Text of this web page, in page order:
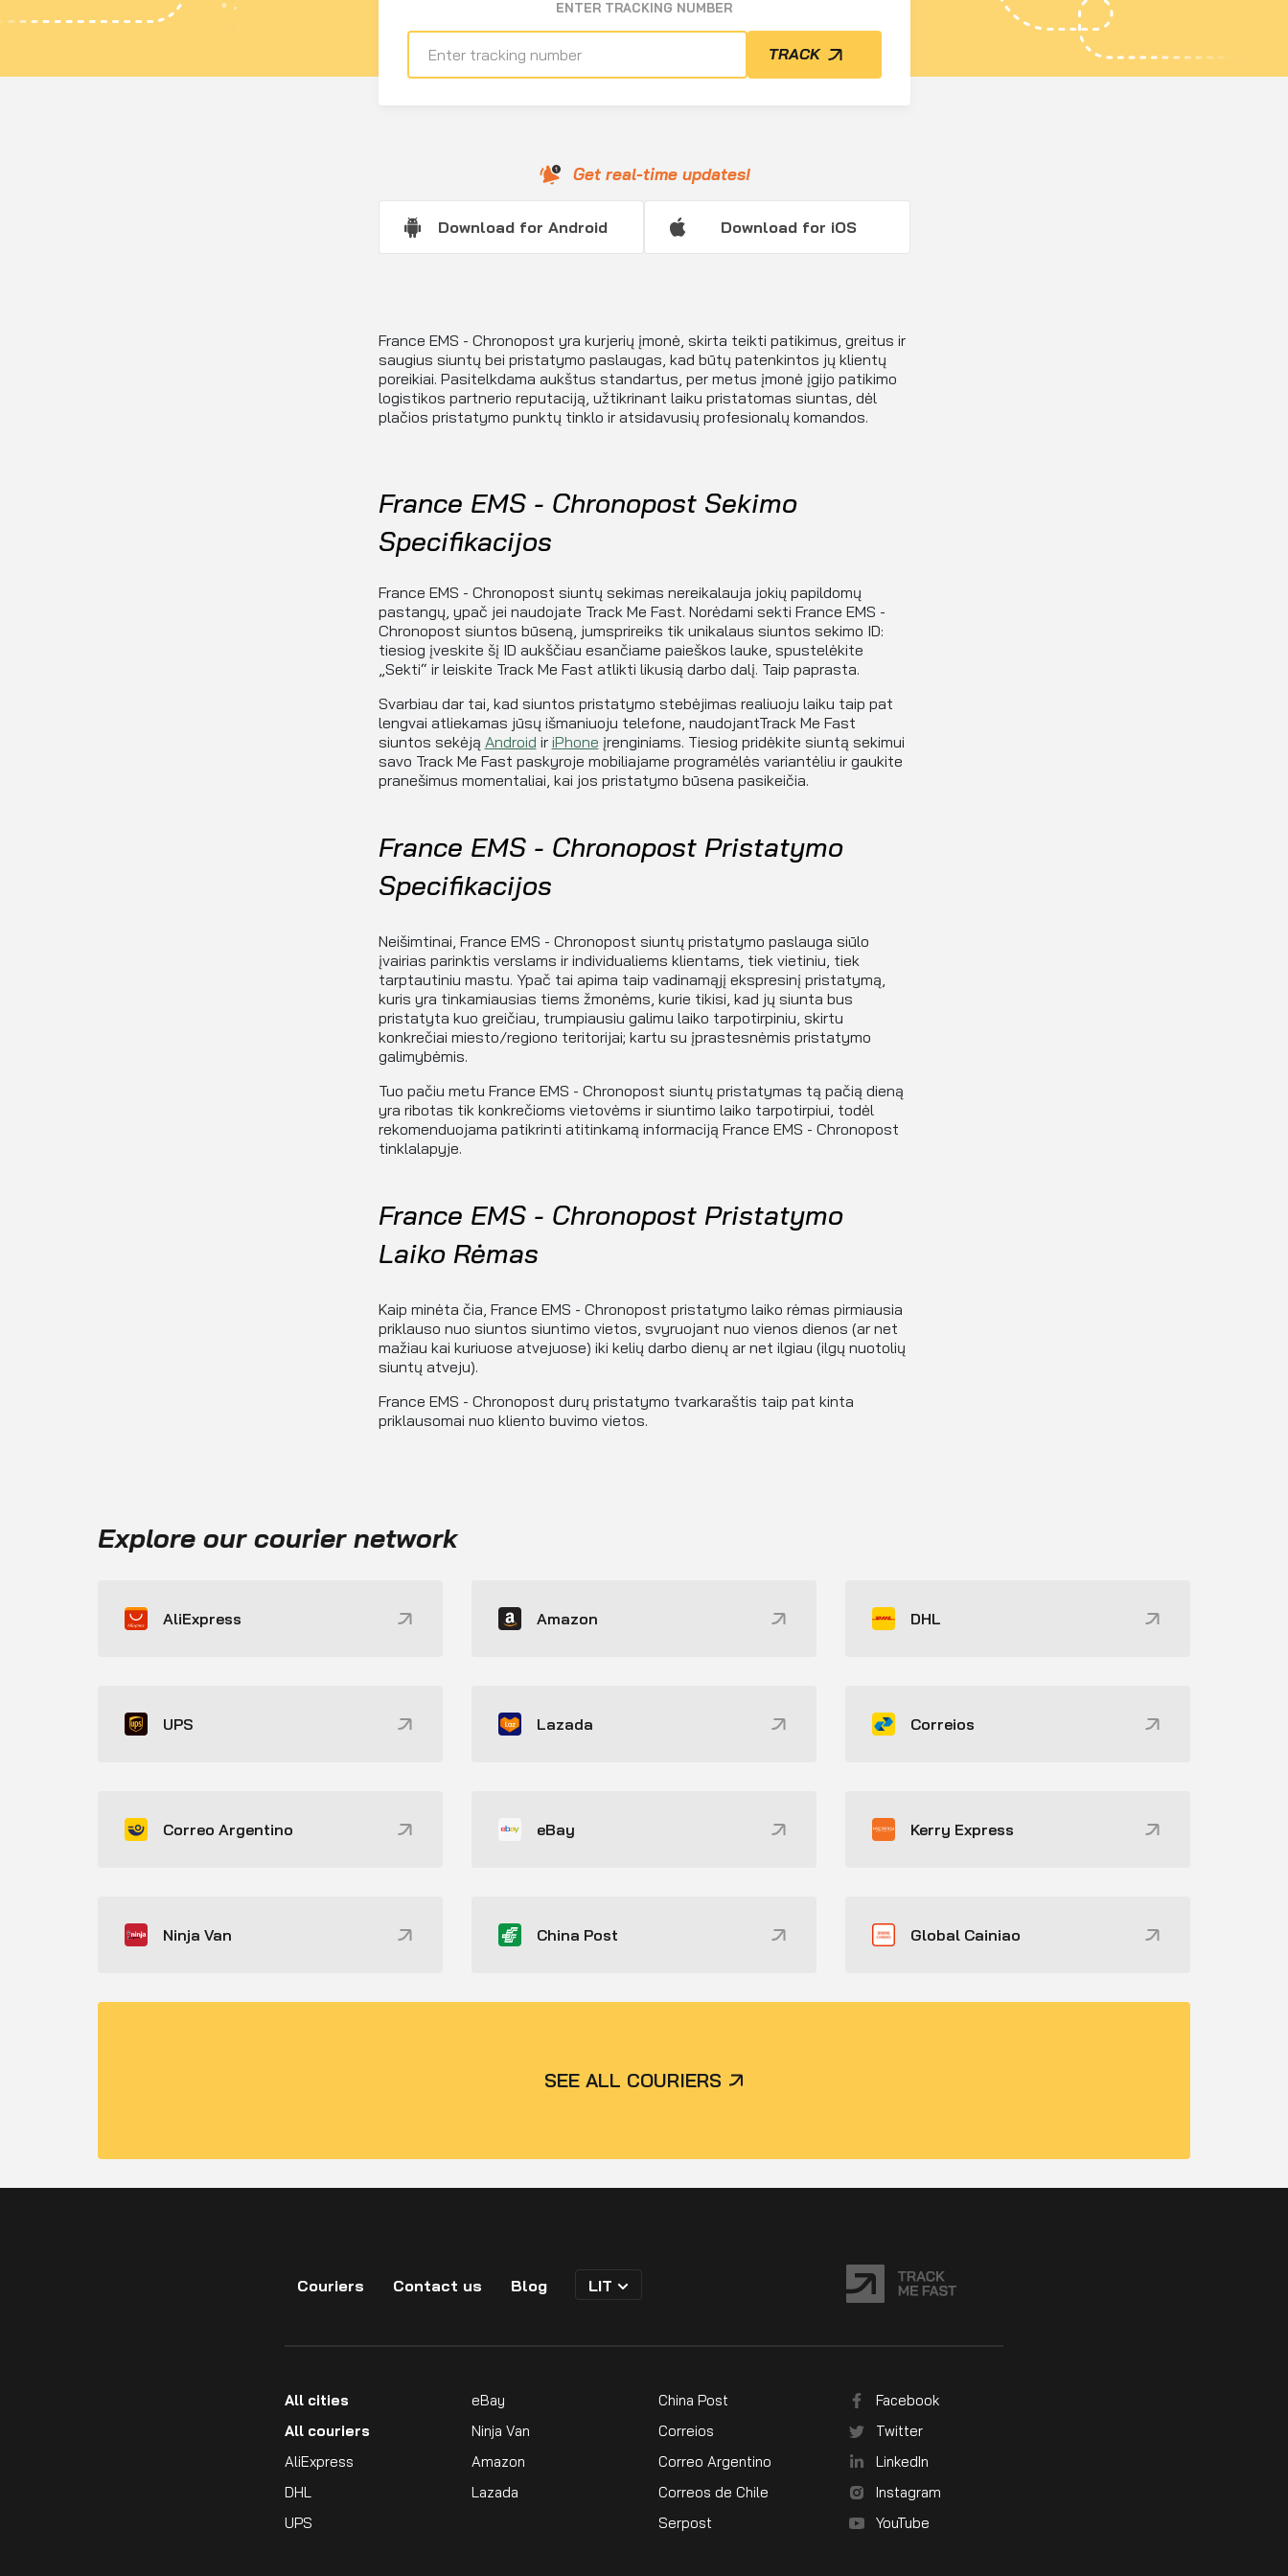
ENTER TRACKING NUMBER
TRACK
Get real-time updates!
Download for Android Download for iOS
France EMS - Chronopost yra kurjerių įmonė, skirta teikti patikimus, greitus ir
saugius siuntų bei pristatymo paslaugas, kad būtų patenkintos jų klientų
poreikiai. Pasitelkdama aukštus standartus, per metus įmonė įgijo patikimo
logistikos partnerio reputaciją, užtikrinant laiku pristatomas siuntas, dėl
plačios pristatymo punktų tinklo ir atsidavusių profesionalų komandos.
France EMS - Chronopost Sekimo
Specifikacijos
France EMS - Chronopost siuntų sekimas nereikalauja jokių papildomų
pastangų, ypač jei naudojate Track Me Fast. Norėdami sekti France EMS -
Chronopost siuntos būseną, jumsprireiks tik unikalaus siuntos sekimo ID:
tiesiog įveskite šį ID aukščiau esančiame paieškos lauke, spustelėkite
„Sekti“ ir leiskite Track Me Fast atlikti likusią darbo dalį. Taip paprasta.
Svarbiau dar tai, kad siuntos pristatymo stebėjimas realiuoju laiku taip pat
lengvai atliekamas jūsų išmaniuoju telefone, naudojantTrack Me Fast
siuntos sekėją Android ir iPhone įrenginiams. Tiesiog pridėkite siuntą sekimui
savo Track Me Fast paskyroje mobiliajame programėlės variantėliu ir gaukite
pranešimus momentaliai, kai jos pristatymo būsena pasikeičia.
France EMS - Chronopost Pristatymo
Specifikacijos
Neišimtinai, France EMS - Chronopost siuntų pristatymo paslauga siūlo
įvairias parinktis verslams ir individualiems klientams, tiek vietiniu, tiek
tarptautiniu mastu. Ypač tai apima taip vadinamąjį ekspresinį pristatymą,
kuris yra tinkamiausias tiems žmonėms, kurie tikisi, kad jų siunta bus
pristatyta kuo greičiau, trumpiausiu galimu laiko tarpotirpiniu, skirtu
konkrečiai miesto/regiono teritorijai; kartu su įprastesnėmis pristatymo
galimybėmis.
Tuo pačiu metu France EMS - Chronopost siuntų pristatymas tą pačią dieną
yra ribotas tik konkrečioms vietovėms ir siuntimo laiko tarpotirpiui, todėl
rekomenduojama patikrinti atitinkamą informaciją France EMS - Chronopost
tinklalapyje.
France EMS - Chronopost Pristatymo
Laiko Rėmas
Kaip minėta čia, France EMS - Chronopost pristatymo laiko rėmas pirmiausia
priklauso nuo siuntos siuntimo vietos, svyruojant nuo vienos dienos (ar net
mažiau kai kuriuose atvejuose) iki kelių darbo dienų ar net ilgiau (ilgų nuotolių
siuntų atveju).
France EMS - Chronopost durų pristatymo tvarkaraštis taip pat kinta
priklausomai nuo kliento buvimo vietos.
Explore our courier network
AliExpress Amazon DHL
UPS Lazada Correios
Correo Argentino eBay Kerry Express
Ninja Van China Post Global Cainiao
SEE ALL COURIERS
Couriers Contact us Blog LIT
All cities
All couriers
AliExpress
DHL
UPS
eBay
Ninja Van
Amazon
Lazada
China Post
Correios
Correo Argentino
Correos de Chile
Serpost
Facebook
Twitter
LinkedIn
Instagram
YouTube